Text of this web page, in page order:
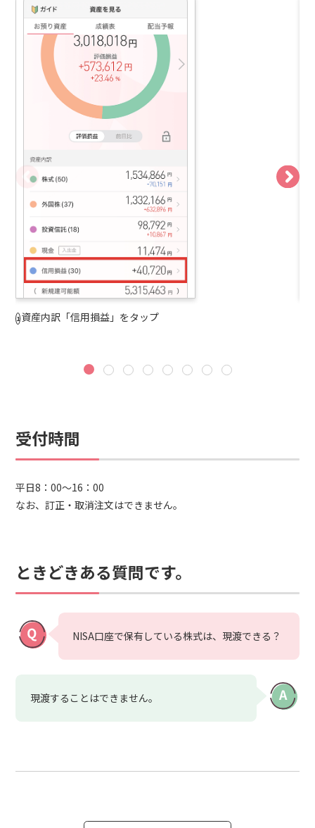
資産内訳「信用損益」をタップ
受付時間
平日8：00～16：00
なお、訂正・取消注文はできません。
ときどきある質問です。
NISA口座で保有している株式は、現渡できる？
現渡することはできません。